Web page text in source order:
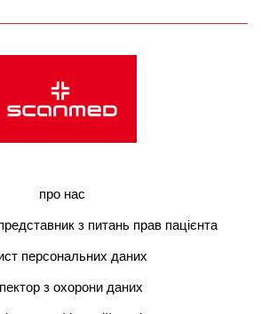
про нас
з питань прав пацієнта
персональних даних
з охорони даних